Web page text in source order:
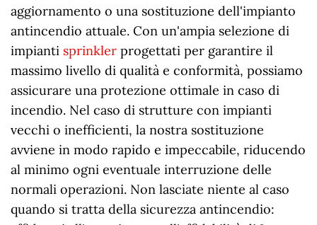
aggiornamento o una sostituzione dell'impianto
antincendio attuale. Con un'ampia selezione di
impianti sprinkler progettati per garantire il
massimo livello di qualità e conformità, possiamo
assicurare una protezione ottimale in caso di
incendio. Nel caso di strutture con impianti
vecchi o inefficienti, la nostra sostituzione
avviene in modo rapido e impeccabile, riducendo
al minimo ogni eventuale interruzione delle
normali operazioni. Non lasciate niente al caso
quando si tratta della sicurezza antincendio: